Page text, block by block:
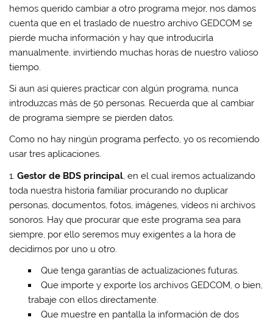
hemos querido cambiar a otro programa mejor, nos damos
cuenta que en el traslado de nuestro archivo GEDCOM se
pierde mucha información y hay que introducirla
manualmente, invirtiendo muchas horas de nuestro valioso
tiempo.
Si aun así quieres practicar con algún programa, nunca
introduzcas más de 50 personas. Recuerda que al cambiar
de programa siempre se pierden datos.
Como no hay ningún programa perfecto, yo os recomiendo
usar tres aplicaciones.
1. Gestor de BDS principal, en el cual iremos actualizando
toda nuestra historia familiar procurando no duplicar
personas, documentos, fotos, imágenes, vídeos ni archivos
sonoros. Hay que procurar que este programa sea para
siempre, por ello seremos muy exigentes a la hora de
decidirnos por uno u otro.
Que tenga garantías de actualizaciones futuras.
Que importe y exporte los archivos GEDCOM, o bien,
trabaje con ellos directamente.
Que muestre en pantalla la información de dos